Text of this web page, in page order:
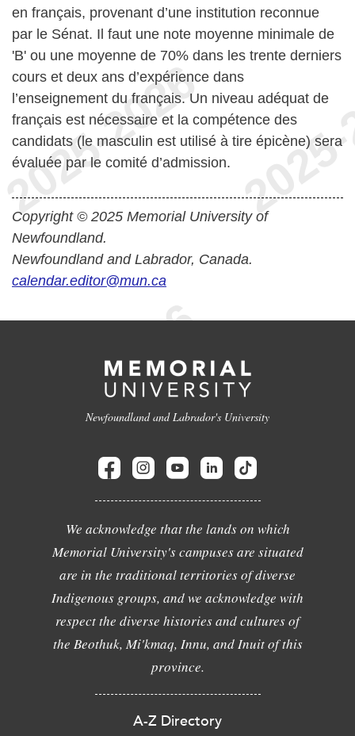
en français, provenant d’une institution reconnue
par le Sénat. Il faut une note moyenne minimale de
'B' ou une moyenne de 70% dans les trente derniers
cours et deux ans d’expérience dans
l’enseignement du français. Un niveau adéquat de
français est nécessaire et la compétence des
candidats (le masculin est utilisé à tire épicène) sera
évaluée par le comité d’admission.
Copyright © 2025 Memorial University of
Newfoundland.
Newfoundland and Labrador, Canada.
calendar.editor@mun.ca
Newfoundland and Labrador's University
We acknowledge that the lands on which
Memorial University's campuses are situated
are in the traditional territories of diverse
Indigenous groups, and we acknowledge with
respect the diverse histories and cultures of
the Beothuk, Mi'kmaq, Innu, and Inuit of this
province.
A-Z Directory